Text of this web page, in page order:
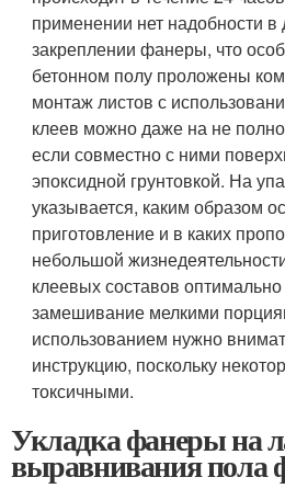
применении нет надобности в
закреплении фанеры, что
бетонном полу проложены
монтаж листов с
клеев можно даже на не
если совместно с ними
эпоксидной грунтовкой. На
указывается, каким образом
приготовление и в каких
небольшой
клеевых составов
замешивание мелкими
использованием нужно
инструкцию, поскольку
токсичными.
Укладка фанеры на
выравнивания пола